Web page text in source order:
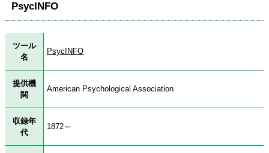
PsycINFO
ツール
名
PsycINFO
提供機
関
American Psychological Association
収録年
代
1872～